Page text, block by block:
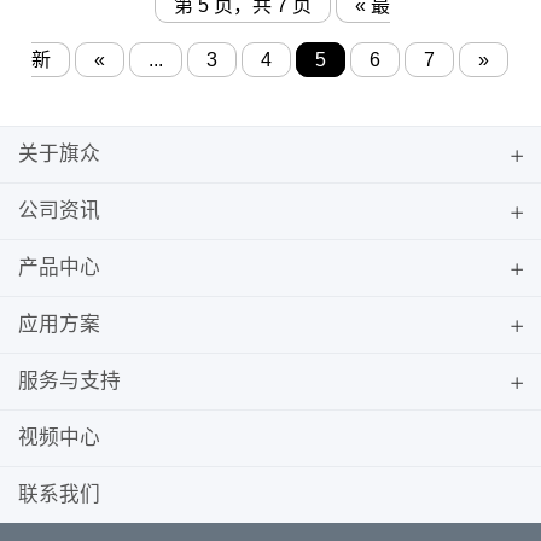
第 5 页，共 7 页 « 最
新 « ... 3 4 5 6 7 »
关于旗众
公司资讯
产品中心
应用方案
服务与支持
视频中心
联系我们